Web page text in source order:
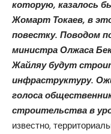
которую, казалось
Жомарт Токаев, в
повестку. Поводом
министра Олжаса
Жайляу будут
инфраструктуру.
голоса
строительства в
известно,